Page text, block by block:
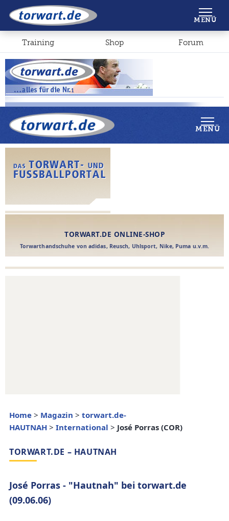
Shop Forum
MENÜ
Home > Magazin > torwart.de-
HAUTNAH > International > José Porras (COR)
TORWART.DE – HAUTNAH
José Porras - "Hautnah" bei torwart.de
(09.06.06)